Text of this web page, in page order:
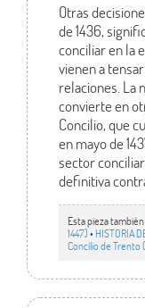
Otras
de 1436,
conciliar en la
vienen a
relaciones. La
convierte en
Concilio, que
en mayo de
sector
definitiva
Esta pieza también
1447)• HISTORIA
Concilio de Trento